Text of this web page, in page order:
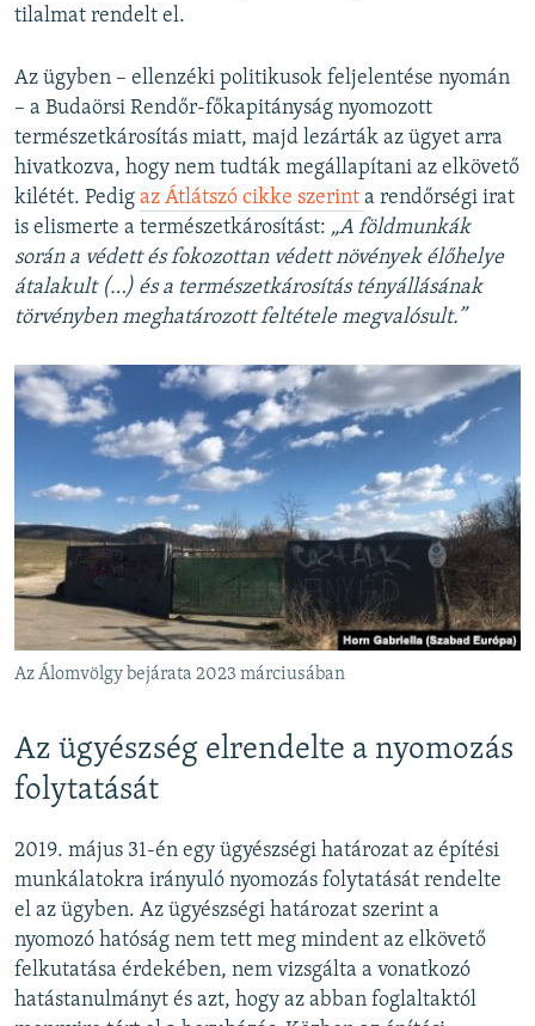
tilalmat rendelt el.
Az ügyben – ellenzéki politikusok feljelentése nyomán
– a Budaörsi Rendőr-főkapitányság nyomozott
természetkárosítás miatt, majd lezárták az ügyet arra
hivatkozva, hogy nem tudták megállapítani az elkövető
kilétét. Pedig az Átlátszó cikke szerint a rendőrségi irat
is elismerte a természetkárosítást: „A földmunkák
során a védett és fokozottan védett növények élőhelye
átalakult (…) és a természetkárosítás tényállásának
törvényben meghatározott feltétele megvalósult.”
Az Álomvölgy bejárata 2023 márciusában
Az ügyészség elrendelte a nyomozás
folytatását
2019. május 31-én egy ügyészségi határozat az építési
munkálatokra irányuló nyomozás folytatását rendelte
el az ügyben. Az ügyészségi határozat szerint a
nyomozó hatóság nem tett meg mindent az elkövető
felkutatása érdekében, nem vizsgálta a vonatkozó
hatástanulmányt és azt, hogy az abban foglaltaktól